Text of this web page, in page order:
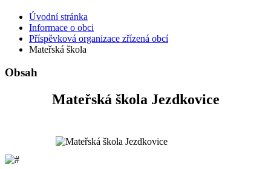
Úvodní stránka
Informace o obci
Příspěvková organizace zřízená obcí
Mateřská škola
Obsah
Mateřská škola Jezdkovice